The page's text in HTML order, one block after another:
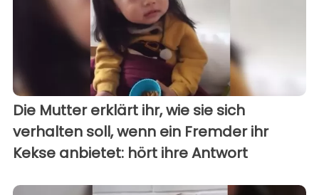
Die Mutter erklärt ihr, wie sie sich
verhalten soll, wenn ein Fremder ihr
Kekse anbietet: hört ihre Antwort